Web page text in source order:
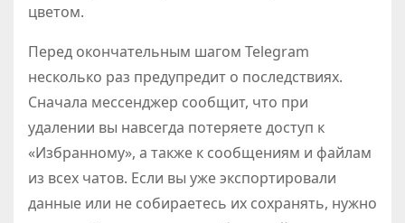
цветом.
Перед окончательным шагом Telegram
несколько раз предупредит о последствиях.
Сначала мессенджер сообщит, что при
удалении вы навсегда потеряете доступ к
«Избранному», а также к сообщениям и файлам
из всех чатов. Если вы уже экспортировали
данные или не собираетесь их сохранять, нужно